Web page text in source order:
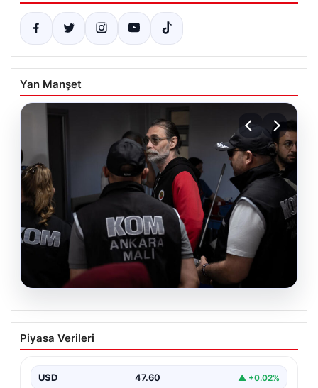
Yan Manşet
05.08.2026
Görevden uzaklaştırılmıştı. Erdal
Beşikçioğlu’nun esrar testi pozitif çıktı
Yolsuzluk Operasyonu Detayları”,”content”: “ Türkiye’nin
önemli…
Piyasa Verileri
USD 47.60 ▲ +0.02%